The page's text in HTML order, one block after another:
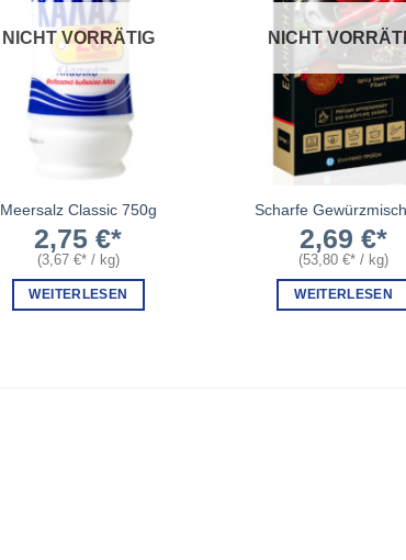
NICHT VORRÄTIG
Meersalz Classic 750g
2,75€
(3,67 € / kg)
WEITERLESEN
NICHT
Scharfe
2,69€
(53,80€ / kg)
WEITERLESEN